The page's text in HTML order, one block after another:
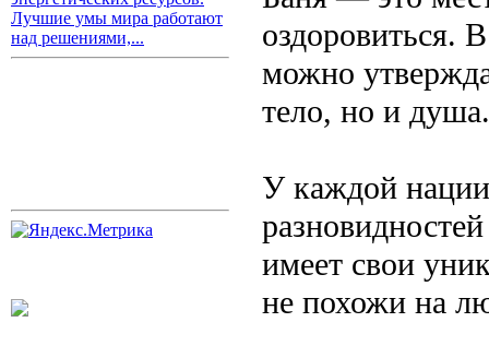
Лучшие умы мира работают
над решениями,...
оздоровиться.
можно
тело, но и душа.
У каждой
имеет свои
не похожи на